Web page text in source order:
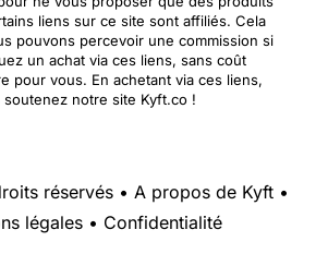
liens sur ce site sont affiliés. Cela
pouvons percevoir une commission si
un achat via ces liens, sans coût
pour vous. En achetant via ces liens,
soutenez notre site Kyft.co !
réservés • A propos de Kyft •
légales • Confidentialité